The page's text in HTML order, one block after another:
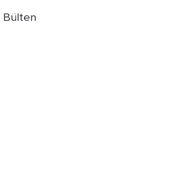
Bülten